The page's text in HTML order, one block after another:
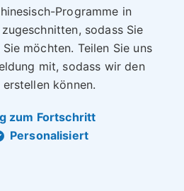
Programme in
sodass Sie
möchten. Teilen Sie uns
mit, sodass wir den
können.
zum Fortschritt
Personalisiert